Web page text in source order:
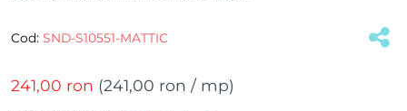
Cod: SND-S10551-MATTIC
241,00 ron (241,00 ron / mp)